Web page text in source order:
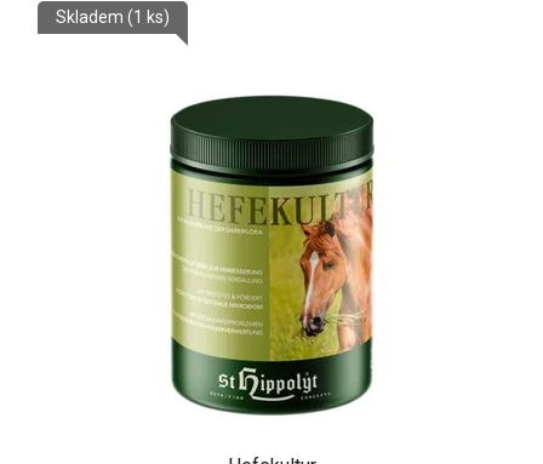
Skladem (1 ks)